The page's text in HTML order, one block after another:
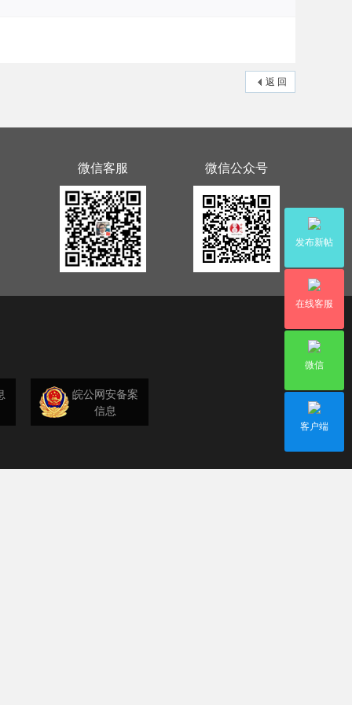
返 回
发布新帖
在线客服
微信
客户端
微信客服 微信公众号
皖公网安备案
信息